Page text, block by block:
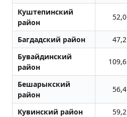
Куштепинский
район
52,0
Багдадский район 47,2
Бувайдинский
район
109,6
Бешарыкский
район
56,4
Кувинский район 59,2